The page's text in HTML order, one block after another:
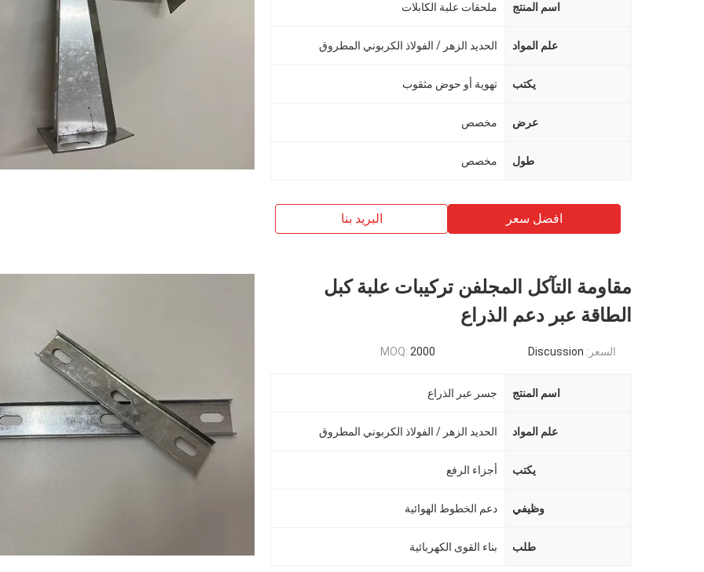
اسم المنتج ملحقات علبة الكابلات
علم المواد الحديد الزهر / الفولاذ الكربوني المطروق
يكتب تهوية أو حوض مثقوب
عرض مخصص
طول مخصص
افضل سعر البريد بنا
مقاومة التآكل المجلفن تركيبات علبة كبل
الطاقة عبر دعم الذراع
السعر: Discussion
MOQ: 2000
اسم المنتج جسر عبر الذراع
علم المواد الحديد الزهر / الفولاذ الكربوني المطروق
يكتب أجزاء الرفع
وظيفي دعم الخطوط الهوائية
طلب بناء القوى الكهربائية